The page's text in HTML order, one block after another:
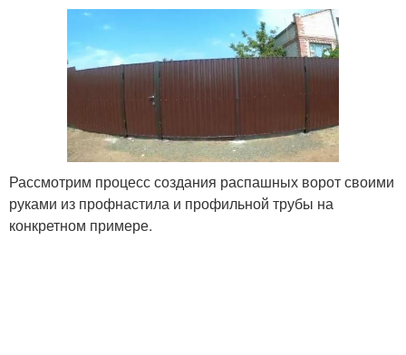
Рассмотрим процесс создания распашных ворот своими
руками из профнастила и профильной трубы на
конкретном примере.